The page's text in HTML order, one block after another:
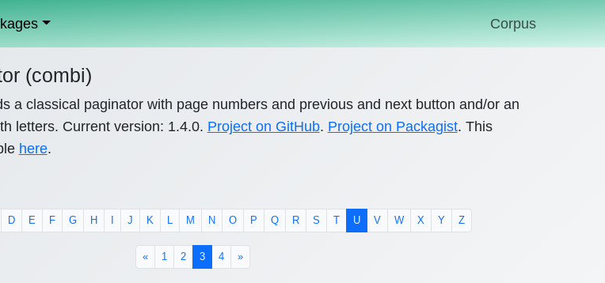
Corpus
(combi)
a classical paginator with page numbers and previous and next button and/or an
letters. Current version: 1.4.0. Project on GitHub. Project on Packagist. This
here.
D E F G H J K L M N O P Q R S U V W X Y Z
« 1 2 3(current)
4 »